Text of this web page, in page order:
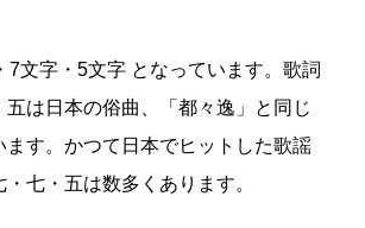
7文字・5文字 となっています。歌詞
五は日本の俗曲、「都々逸」と同じ
ます。かつて日本でヒットした歌謡
七・五は数多くあります。